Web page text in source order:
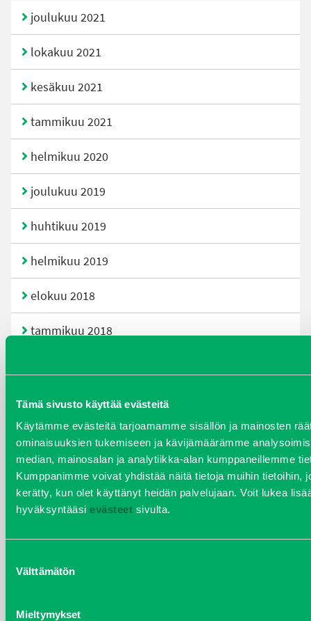
Tämä sivusto käyttää evästeitä
Käytämme evästeitä tarjoamamme sisällön ja mainosten
ominaisuuksien tukemiseen ja kävijämäärämme
median, mainosalan ja analytiikka-alan kumppaneillemme
Kumppanimme voivat yhdistää näitä tietoja muihin tietoihin,
kerätty, kun olet käyttänyt heidän palvelujaan. Voit lukea
hyväksyntääsi evästeet sivulta.
valinta
Välttämätön
Mieltymykset
joulukuu 2021
lokakuu 2021
kesäkuu 2021
tammikuu 2021
helmikuu 2020
joulukuu 2019
huhtikuu 2019
helmikuu 2019
elokuu 2018
tammikuu 2018
heinäkuu 2017
kesäkuu 2017
joulukuu 2016
KATEGORIAT
Kalusteet
Koneet